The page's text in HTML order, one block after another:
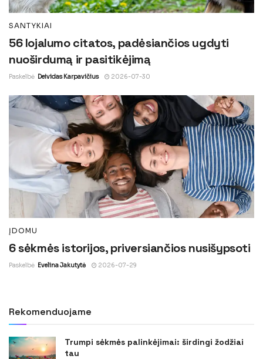
SANTYKIAI
56 lojalumo citatos, padėsiančios ugdyti
nuoširdumą ir pasitikėjimą
Paskelbė Deividas Karpavičius 2026-07-30
ĮDOMU
6 sėkmės istorijos, priversiančios nusišypsoti
Paskelbė Evelina Jakutytė 2026-07-29
Rekomenduojame
Trumpi sėkmės palinkėjimai: širdingi žodžiai
tau